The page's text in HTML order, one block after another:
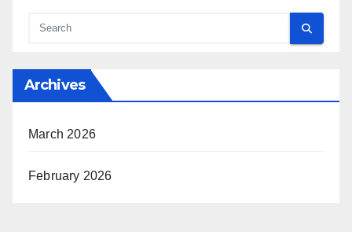
Archives
March 2026
February 2026